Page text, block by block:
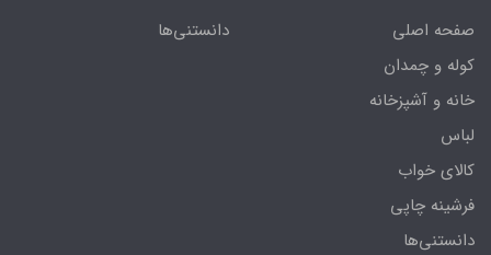
صفحه اصلی
کوله و چمدان
خانه و آشپزخانه
لباس
کالای خواب
فرشینه چاپی
دانستنی‌ها
دانستنی‌ها